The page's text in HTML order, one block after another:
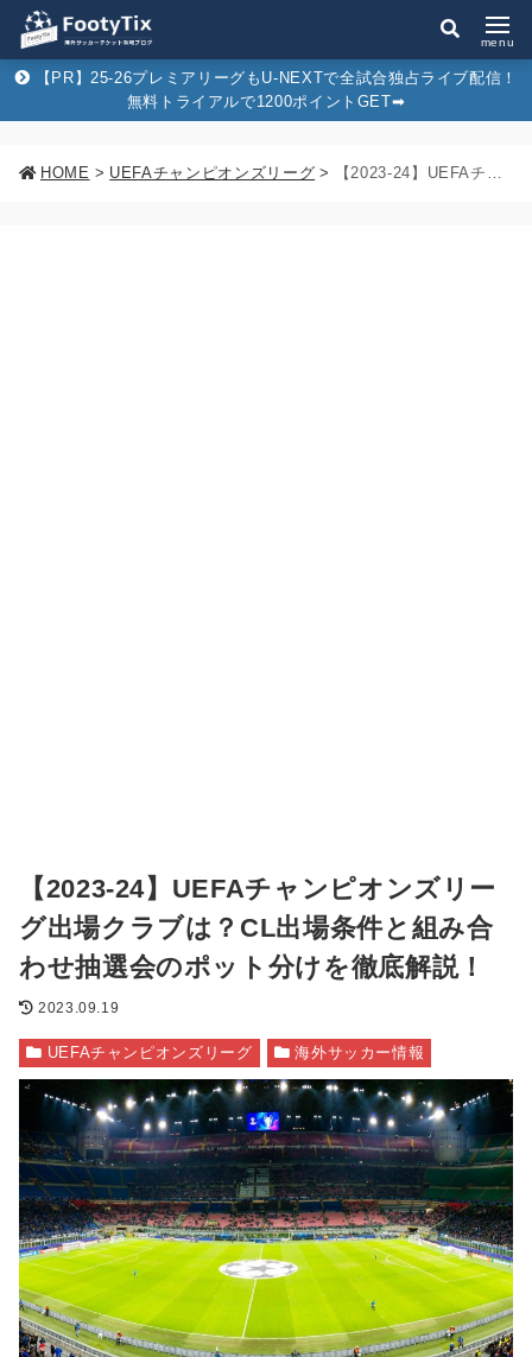
menu
【PR】25-26プレミアリーグもU-NEXTで全試合独占ライブ配信！
無料トライアルで1200ポイントGET➡︎
HOME > UEFAチャンピオンズリーグ > 【2023-24】UEFAチャンピオンズリーグ出場クラブは？CL出場条件と組み合わせ抽選会のポット分けを徹底解説！
【2023-24】UEFAチャンピオンズリー
グ出場クラブは？CL出場条件と組み合
わせ抽選会のポット分けを徹底解説！
2023.09.19
UEFAチャンピオンズリーグ 海外サッカー情報